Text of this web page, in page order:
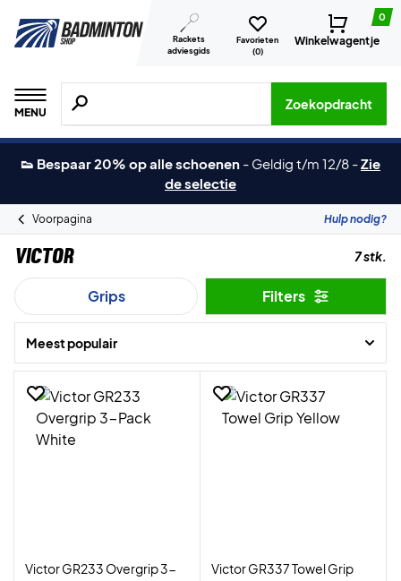
Rackets
adviesgids
Favorieten
(0)
0
Winkelwagentje
MENU
Zoeken naar producten, merken etc.
Zoekopdracht
👟 Bespaar 20% op alle schoenen - Geldig t/m 12/8 -Zie
de selectie
Voorpagina Hulp nodig?
Victor 7 stk.
Grips Filters
Meest populair
Victor GR233 Overgrip 3-
Victor GR337 Towel Grip